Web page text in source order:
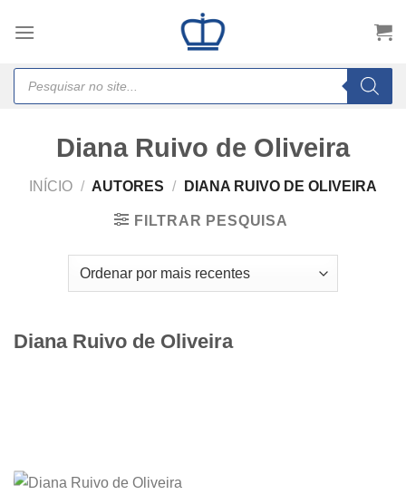
Products
search
Diana Ruivo de Oliveira
INÍCIO / AUTORES / DIANA RUIVO DE OLIVEIRA
FILTRAR PESQUISA
Diana Ruivo de Oliveira